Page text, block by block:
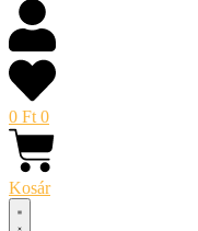
0 Ft 0
Kosár